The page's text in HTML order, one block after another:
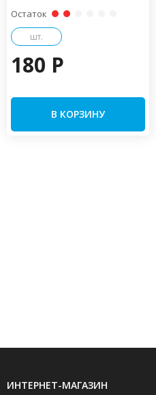
Остаток
шт.
180 P
В КОРЗИНУ
ИНТЕРНЕТ-МАГАЗИН